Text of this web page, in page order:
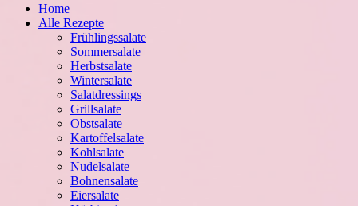
Home
Alle Rezepte
Frühlingssalate
Sommersalate
Herbstsalate
Wintersalate
Salatdressings
Grillsalate
Obstsalate
Kartoffelsalate
Kohlsalate
Nudelsalate
Bohnensalate
Eiersalate